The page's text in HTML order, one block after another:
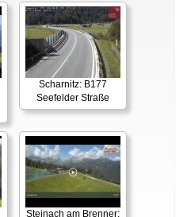
Scharnitz: B177
Seefelder Straße
Steinach am Brenner: